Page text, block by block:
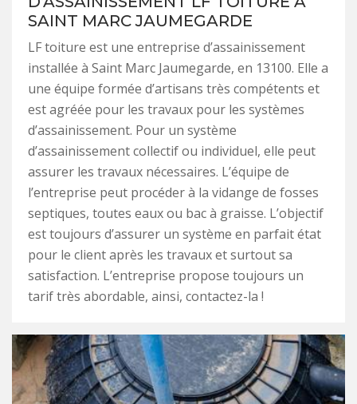
SAINT MARC JAUMEGARDE
LF toiture est une entreprise d’assainissement
installée à Saint Marc Jaumegarde, en 13100. Elle a
une équipe formée d’artisans très compétents et
est agréée pour les travaux pour les systèmes
d’assainissement. Pour un système
d’assainissement collectif ou individuel, elle peut
assurer les travaux nécessaires. L’équipe de
l’entreprise peut procéder à la vidange de fosses
septiques, toutes eaux ou bac à graisse. L’objectif
est toujours d’assurer un système en parfait état
pour le client après les travaux et surtout sa
satisfaction. L’entreprise propose toujours un
tarif très abordable, ainsi, contactez-la !